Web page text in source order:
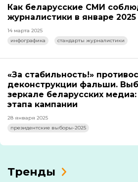
Как беларусские СМИ
журналистики в январе 2025
14 марта 2025
инфографика
стандарты журналистики
«За стабильность!»
деконструкции фальши.
зеркале беларусских
этапа кампании
28 января 2025
президентские выборы-2025
Тренды